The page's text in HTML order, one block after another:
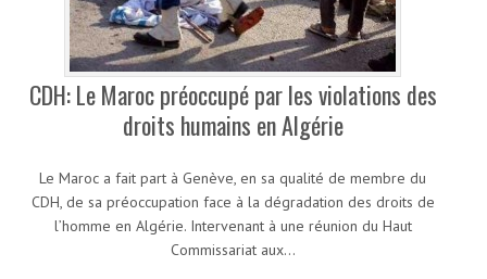
CDH: Le Maroc préoccupé par les violations des
droits humains en Algérie
Le Maroc a fait part à Genève, en sa qualité de membre du
CDH, de sa préoccupation face à la dégradation des droits de
l’homme en Algérie. Intervenant à une réunion du Haut
Commissariat aux…